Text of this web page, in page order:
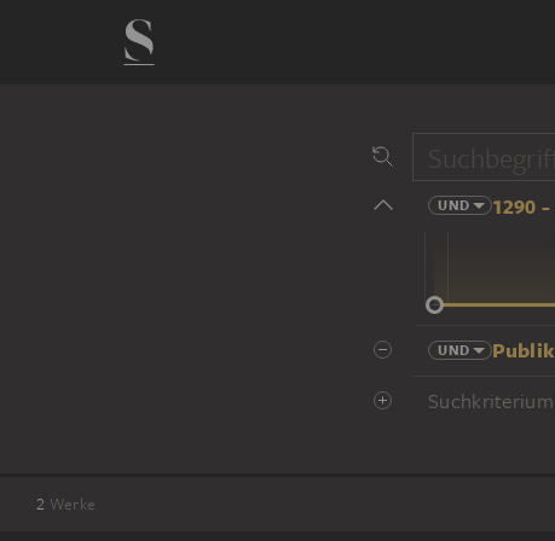
UND 1290
14 Jhd
UND
2 Werke